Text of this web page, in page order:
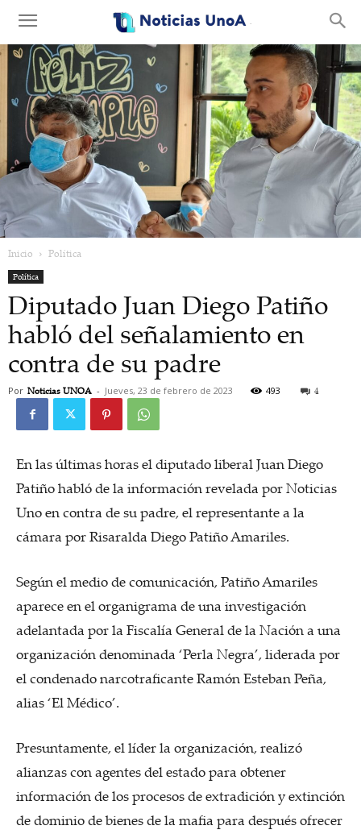
Inicio Política
Política
Diputado Juan Diego Patiño
habló del señalamiento en
contra de su padre
Por Noticias UNOA - Jueves, 23 de febrero de 2023 493 4
En las últimas horas el diputado liberal Juan Diego
Patiño habló de la información revelada por Noticias
Uno en contra de su padre, el representante a la
cámara por Risaralda Diego Patiño Amariles.
Según el medio de comunicación, Patiño Amariles
aparece en el organigrama de una investigación
adelantada por la Fiscalía General de la Nación a una
organización denominada ‘Perla Negra’, liderada por
el condenado narcotraficante Ramón Esteban Peña,
alias ‘El Médico’.
Presuntamente, el líder la organización, realizó
alianzas con agentes del estado para obtener
información de los procesos de extradición y extinción
de dominio de bienes de la mafia para después ofrecer